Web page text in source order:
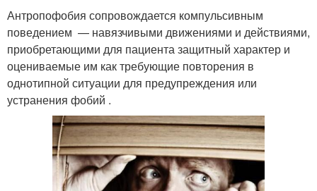
Антропофобия сопровождается компульсивным
поведением — навязчивыми движениями и действиями,
приобретающими для пациента защитный характер и
оцениваемые им как требующие повторения в
однотипной ситуации для предупреждения или
устранения фобий .